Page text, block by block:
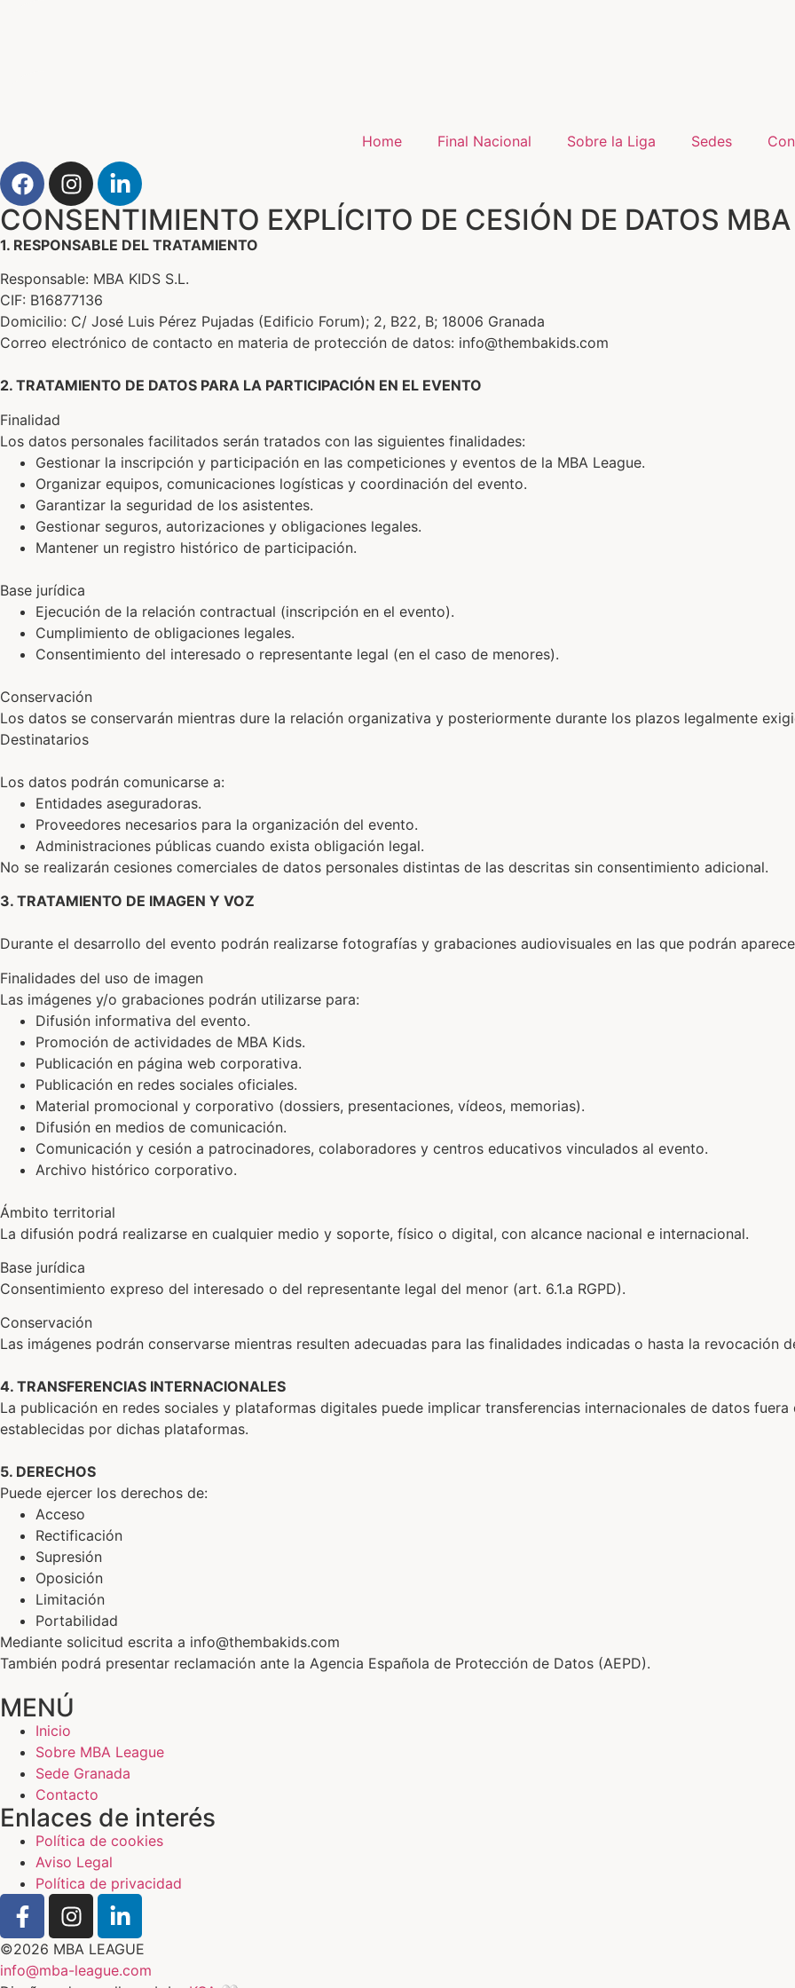
Home Final Nacional Sobre la Liga Sedes
CONSENTIMIENTO EXPLÍCITO DE CESIÓN DE DATOS
1. RESPONSABLE DEL TRATAMIENTO
Responsable: MBA KIDS S.L.
CIF: B16877136
Domicilio: C/ José Luis Pérez Pujadas (Edificio Forum); 2, B22, B; 18006 Granada
Correo electrónico de contacto en materia de protección de datos: info@thembakids.com
2. TRATAMIENTO DE DATOS PARA LA PARTICIPACIÓN EN EL EVENTO
Finalidad
Los datos personales facilitados serán tratados con las siguientes finalidades:
Gestionar la inscripción y participación en las competiciones y eventos de la MBA League.
Organizar equipos, comunicaciones logísticas y coordinación del evento.
Garantizar la seguridad de los asistentes.
Gestionar seguros, autorizaciones y obligaciones legales.
Mantener un registro histórico de participación.
Base jurídica
Ejecución de la relación contractual (inscripción en el evento).
Cumplimiento de obligaciones legales.
Consentimiento del interesado o representante legal (en el caso de menores).
Conservación
Los datos se conservarán mientras dure la relación organizativa y posteriormente durante los plazos legalmente
Destinatarios
Los datos podrán comunicarse a:
Entidades aseguradoras.
Proveedores necesarios para la organización del evento.
Administraciones públicas cuando exista obligación legal.
No se realizarán cesiones comerciales de datos personales distintas de las descritas sin consentimiento adicional.
3. TRATAMIENTO DE IMAGEN Y VOZ
Durante el desarrollo del evento podrán realizarse fotografías y grabaciones audiovisuales en las que podrán
Finalidades del uso de imagen
Las imágenes y/o grabaciones podrán utilizarse para:
Difusión informativa del evento.
Promoción de actividades de MBA Kids.
Publicación en página web corporativa.
Publicación en redes sociales oficiales.
Material promocional y corporativo (dossiers, presentaciones, vídeos, memorias).
Difusión en medios de comunicación.
Comunicación y cesión a patrocinadores, colaboradores y centros educativos vinculados al evento.
Archivo histórico corporativo.
Ámbito territorial
La difusión podrá realizarse en cualquier medio y soporte, físico o digital, con alcance nacional e internacional.
Base jurídica
Consentimiento expreso del interesado o del representante legal del menor (art. 6.1.a RGPD).
Conservación
Las imágenes podrán conservarse mientras resulten adecuadas para las finalidades indicadas o hasta la revocación
4. TRANSFERENCIAS INTERNACIONALES
La publicación en redes sociales y plataformas digitales puede implicar transferencias internacionales de datos
establecidas por dichas plataformas.
5. DERECHOS
Puede ejercer los derechos de:
Acceso
Rectificación
Supresión
Oposición
Limitación
Portabilidad
Mediante solicitud escrita a info@thembakids.com
También podrá presentar reclamación ante la Agencia Española de Protección de Datos (AEPD).
MENÚ
Inicio
Sobre MBA League
Sede Granada
Contacto
Enlaces de interés
Política de cookies
Aviso Legal
Política de privacidad
©2026 MBA LEAGUE
info@mba-league.com